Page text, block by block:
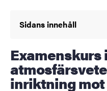
Sidans innehåll
Examenskurs i
inriktning